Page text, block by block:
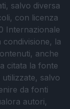
salvo diversa
con licenza
Internazionale
la
anche
citata la fonte
salvo
da fonti
autori,